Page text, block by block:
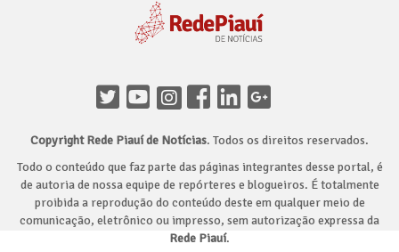
Copyright Rede Piauí de Notícias. Todos os direitos reservados.
Todo o conteúdo que faz parte das páginas integrantes desse portal, é
de autoria de nossa equipe de repórteres e blogueiros. É totalmente
proibida a reprodução do conteúdo deste em qualquer meio de
comunicação, eletrônico ou impresso, sem autorização expressa da
Rede Piauí.